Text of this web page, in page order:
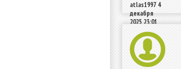
atlas1997 4
декабря
2025 23:01